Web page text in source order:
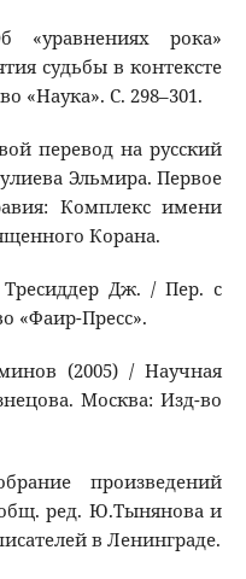
рока»
судьбы в контексте
«Наука». С. 298–301.
перевод на русский
Эльмира. Первое
Комплекс имени
Корана.
Дж. / Пер. с
«Фаир-Пресс».
(2005) / Научная
Москва: Изд-во
произведений
ред. Ю.Тынянова и
в Ленинграде.